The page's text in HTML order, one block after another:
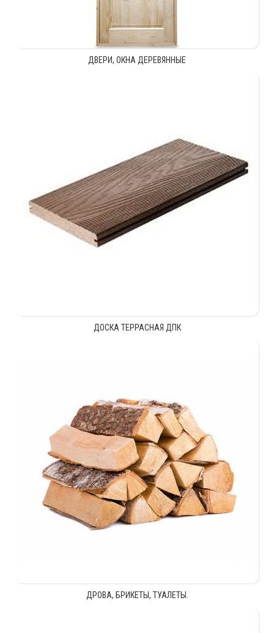
ДВЕРИ, ОКНА ДЕРЕВЯННЫЕ
ДОСКА ТЕРРАСНАЯ ДПК
ДРОВА, БРИКЕТЫ, ТУАЛЕТЫ.